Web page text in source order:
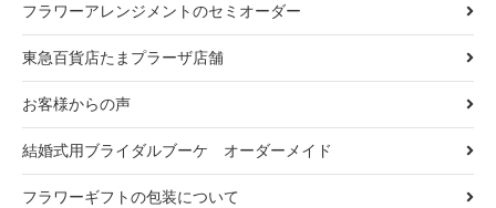
フラワーアレンジメントのセミオーダー
東急百貨店たまプラーザ店舗
お客様からの声
結婚式用ブライダルブーケ オーダーメイド
フラワーギフトの包装について